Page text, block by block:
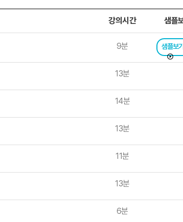
강의시간 샘플
9분 샘플보기
13분
14분
13분
11분
13분
6분